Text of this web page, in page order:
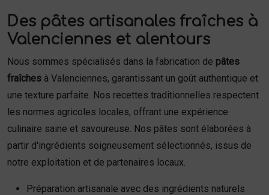
Des pâtes artisanales fraîches à
Valenciennes et alentours
Nous sommes spécialisés dans la fabrication de pâtes
fraîches à Valenciennes, garantissant un goût authentique et
une texture parfaite. Nos recettes traditionnelles respectent
les normes agricoles locales, offrant une expérience
culinaire saine et savoureuse. Nos pâtes sont élaborées à
partir d'ingrédients soigneusement sélectionnés, issus de
notre exploitation et de partenaires locaux.
Préparation artisanale avec des ingrédients naturels